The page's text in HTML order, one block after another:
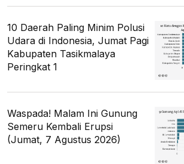
10 Daerah Paling Minim Polusi
Udara di Indonesia, Jumat Pagi
Kabupaten Tasikmalaya
Peringkat 1
Waspada! Malam Ini Gunung
Semeru Kembali Erupsi
(Jumat, 7 Agustus 2026)